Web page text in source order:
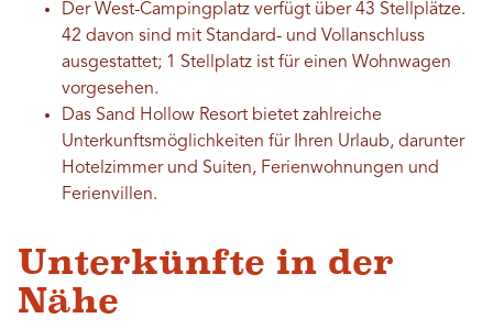
Der West-Campingplatz verfügt über 43 Stellplätze.
42 davon sind mit Standard- und Vollanschluss
ausgestattet; 1 Stellplatz ist für einen Wohnwagen
vorgesehen.
Das Sand Hollow Resort bietet zahlreiche
Unterkunftsmöglichkeiten für Ihren Urlaub, darunter
Hotelzimmer und Suiten, Ferienwohnungen und
Ferienvillen.
Unterkünfte in der
Nähe